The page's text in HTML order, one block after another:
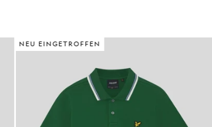
NEU EINGETROFFEN